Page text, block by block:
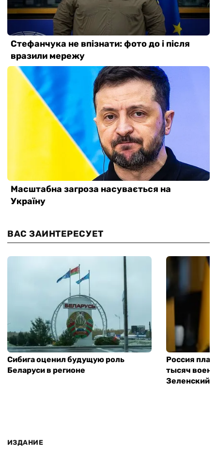
ВАС ЗАИНТЕРЕСУЕТ
Сибига оценил будущую роль
Беларуси в регионе
Россия
тысяч
Зеленский
ИЗДАНИЕ